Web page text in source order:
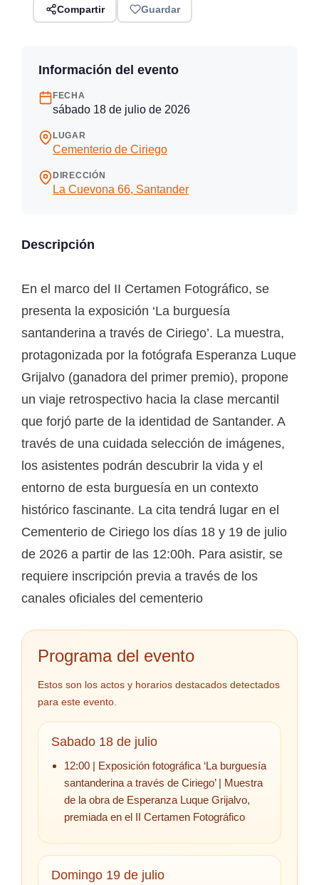
Compartir Guardar
Información del evento
FECHA
sábado 18 de julio de 2026
LUGAR
Cementerio de Ciriego
DIRECCIÓN
La Cuevona 66, Santander
Descripción
En el marco del II Certamen Fotográfico, se
presenta la exposición ‘La burguesía
santanderina a través de Ciriego’. La muestra,
protagonizada por la fotógrafa Esperanza Luque
Grijalvo (ganadora del primer premio), propone
un viaje retrospectivo hacia la clase mercantil
que forjó parte de la identidad de Santander. A
través de una cuidada selección de imágenes,
los asistentes podrán descubrir la vida y el
entorno de esta burguesía en un contexto
histórico fascinante. La cita tendrá lugar en el
Cementerio de Ciriego los días 18 y 19 de julio
de 2026 a partir de las 12:00h. Para asistir, se
requiere inscripción previa a través de los
canales oficiales del cementerio
Programa del evento
Estos son los actos y horarios destacados detectados
para este evento.
Sabado 18 de julio
12:00 | Exposición fotográfica ‘La burguesía
santanderina a través de Ciriego’ | Muestra
de la obra de Esperanza Luque Grijalvo,
premiada en el II Certamen Fotográfico
Domingo 19 de julio